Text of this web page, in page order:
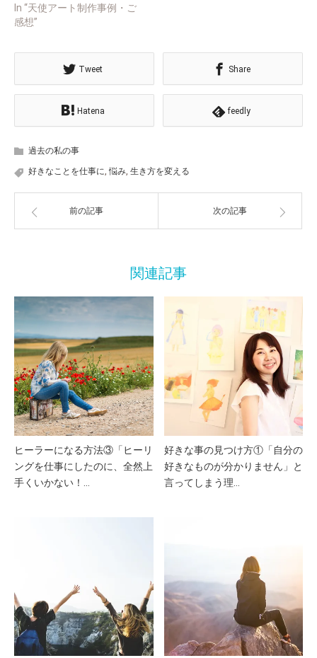
In “天使アート制作事例・ご
感想”
Tweet Share
Hatena feedly
過去の私の事
好きなことを仕事に,悩み, 生き方を変える
前の記事 次の記事
関連記事
ヒーラーになる方法③「ヒーリ
ングを仕事にしたのに、全然上
手くいかない！…
好きな事の見つけ方①「自分の
好きなものが分かりません」と
言ってしまう理…